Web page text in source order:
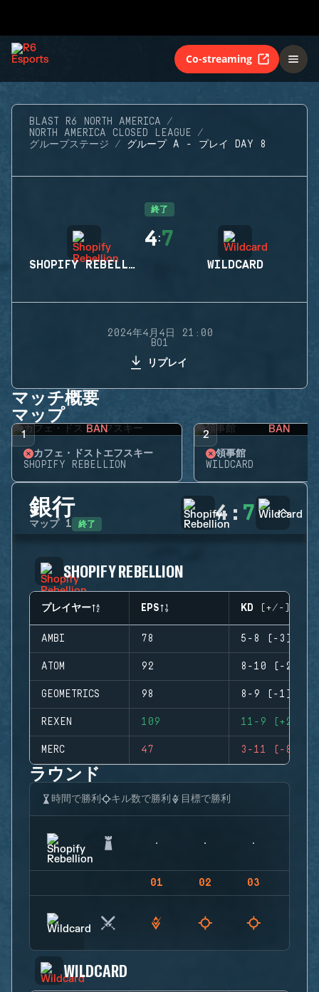
Co-streaming
BLAST R6 NORTH AMERICA
NORTH AMERICA CLOSED LEAGUE
グループステージ
グループ A - プレイ DAY 8
終了
SHOPIFY REBELLION
4:7
WILDCARD
2024年4月4日 21:00
BO1
リプレイ
マッチ概要
マップ
1 BAN
カフェ・ドストエフスキー
SHOPIFY REBELLION
2 BAN
領事館
WILDCARD
銀行
マップ 1 終了 4 : 7
SHOPIFY REBELLION
プレイヤー EPS KD (+/-)
AMBI 78 5-8 (-3)
ATOM 92 8-10 (-2)
GEOMETRICS 98 8-9 (-1)
REXEN 109 11-9 (+2)
MERC 47 3-11 (-8)
ラウンド
時間で勝利 キル数で勝利 目標で勝利
01 02 03
WILDCARD